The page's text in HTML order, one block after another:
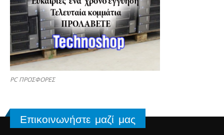
PC ΠΡΟΣΦΟΡΕΣ
Επικοινωνήστε μαζί μας